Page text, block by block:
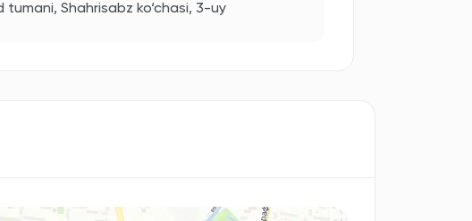
Shahrisabz ko‘chasi, 3-uy